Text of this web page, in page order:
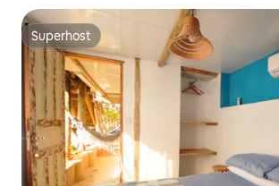
Superhost
Superhost